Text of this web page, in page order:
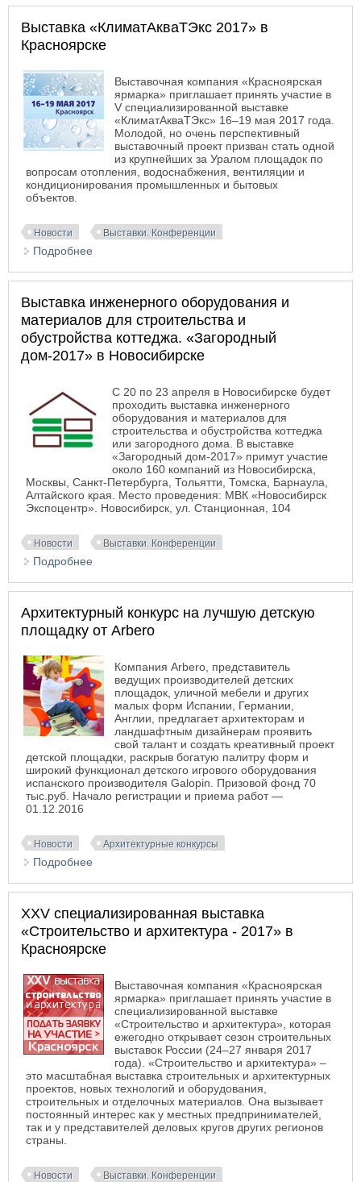
Выставка «КлиматАкваТЭкс 2017» в
Красноярске
Выставочная компания «Красноярская
ярмарка» приглашает принять участие в
V специализированной выставке
«КлиматАкваТЭкс» 16–19 мая 2017 года.
Молодой, но очень перспективный
выставочный проект призван стать одной
из крупнейших за Уралом площадок по
вопросам отопления, водоснабжения, вентиляции и
кондиционирования промышленных и бытовых
объектов.
Новости Выставки. Конференции
Подробнее
Выставка инженерного оборудования и
материалов для строительства и
обустройства коттеджа. «Загородный
дом-2017» в Новосибирске
С 20 по 23 апреля в Новосибирске будет
проходить выставка инженерного
оборудования и материалов для
строительства и обустройства коттеджа
или загородного дома. В выставке
«Загородный дом-2017» примут участие
около 160 компаний из Новосибирска,
Москвы, Санкт-Петербурга, Тольятти, Томска, Барнаула,
Алтайского края. Место проведения: МВК «Новосибирск
Экспоцентр». Новосибирск, ул. Станционная, 104
Новости Выставки. Конференции
Подробнее
Новосибирске
Архитектурный конкурс на лучшую детскую
площадку от Arbero
Компания Arbero, представитель
ведущих производителей детских
площадок, уличной мебели и других
малых форм Испании, Германии,
Англии, предлагает архитекторам и
ландшафтным дизайнерам проявить
свой талант и создать креативный проект
детской площадки, раскрыв богатую палитру форм и
широкий функционал детского игрового оборудования
испанского производителя Galopin. Призовой фонд 70
тыс.руб. Начало регистрации и приема работ —
01.12.2016
Новости Архитектурные конкурсы
Подробнее
XXV специализированная выставка
«Строительство и архитектура - 2017» в
Красноярске
Выставочная компания «Красноярская
ярмарка» приглашает принять участие в
специализированной выставке
«Строительство и архитектура», которая
ежегодно открывает сезон строительных
выставок России (24–27 января 2017
года). «Строительство и архитектура» –
это масштабная выставка строительных и архитектурных
проектов, новых технологий и оборудования,
строительных и отделочных материалов. Она вызывает
постоянный интерес как у местных предпринимателей,
так и у представителей деловых кругов других регионов
страны.
Новости Выставки. Конференции